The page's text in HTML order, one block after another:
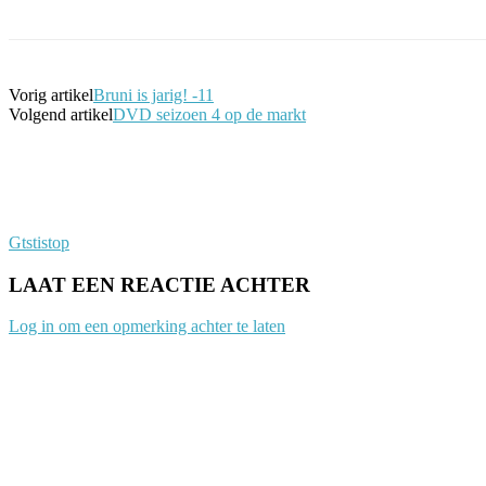
Vorig artikelBruni is jarig! -11
Volgend artikelDVD seizoen 4 op de markt
Gtstistop
LAAT EEN REACTIE ACHTER
Log in om een opmerking achter te laten